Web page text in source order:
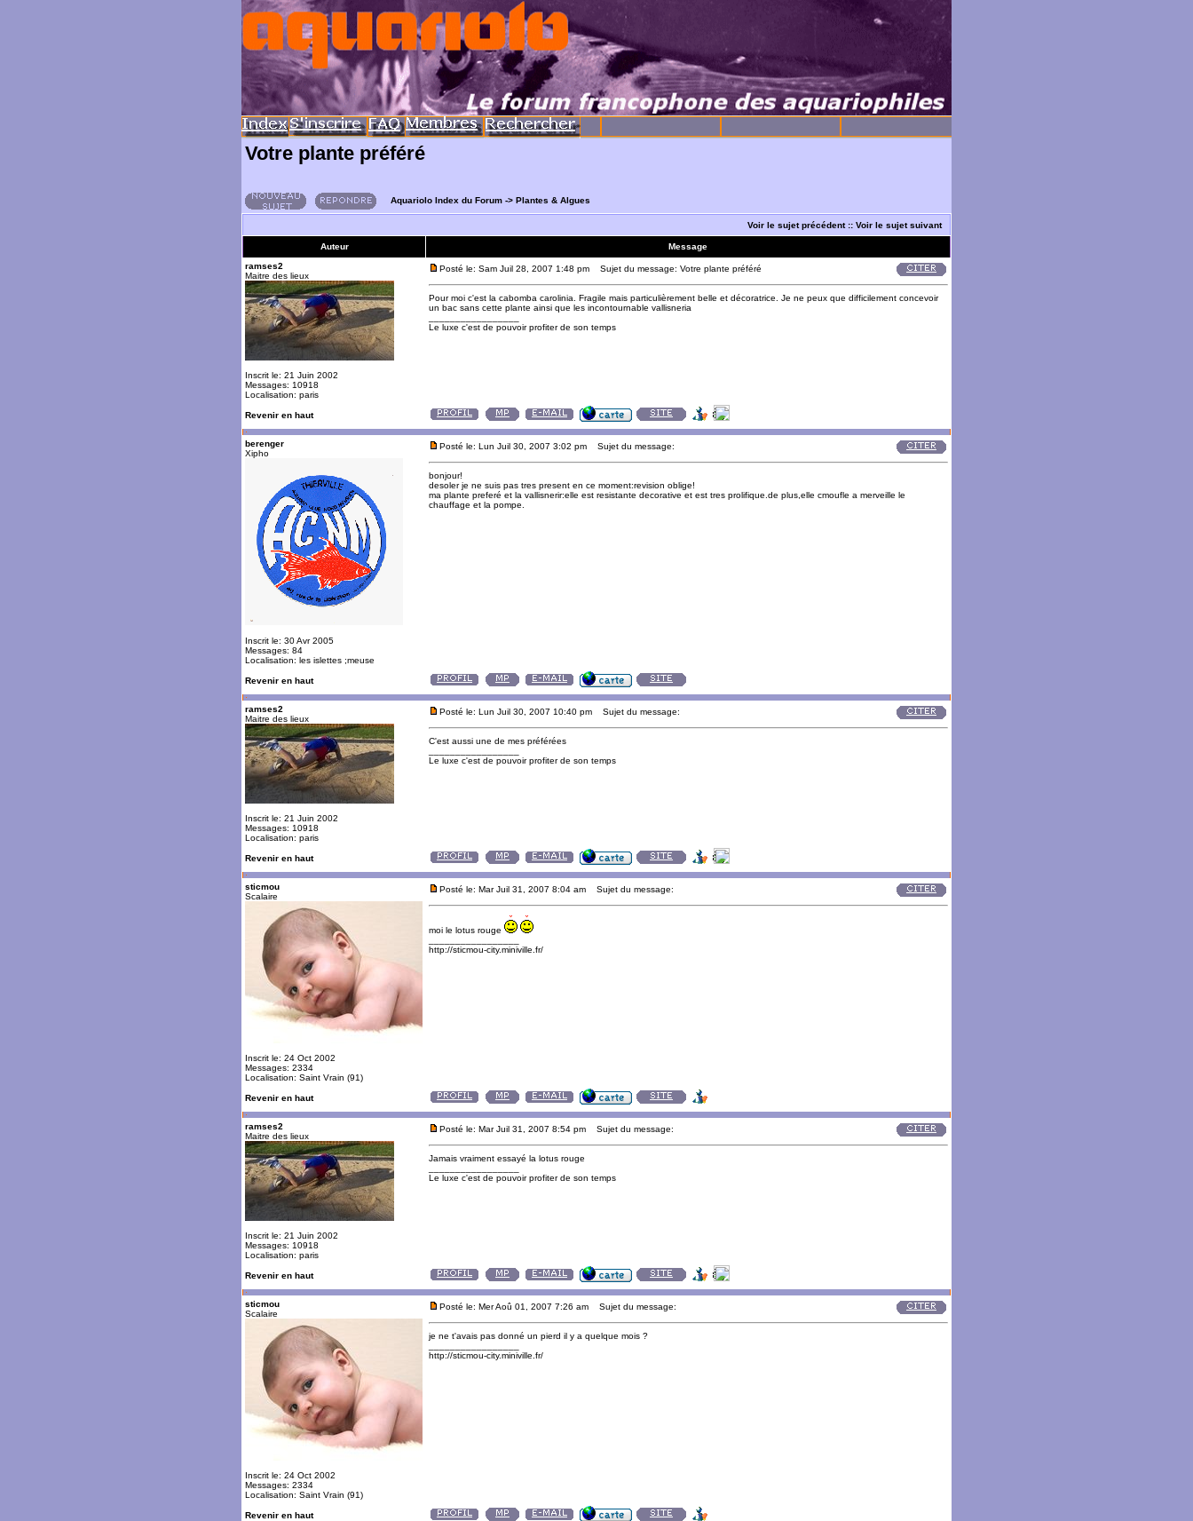
Votre plante préféré
Aquariolo Index du Forum -> Plantes & Algues
Voir le sujet précédent:: Voir le sujet suivant
Auteur
Message
ramses2
Maitre des lieux
Inscrit le: 21 Juin 2002
Messages: 10918
Localisation: paris
Posté le: Sam Juil 28, 2007 1:48 pm Sujet du message: Votre plante préféré
Pour moi c'est la cabomba carolinia. Fragile mais particulièrement belle et décoratrice. Je ne peux que difficilement concevoir
un bac sans cette plante ainsi que les incontournable vallisneria
Le luxe c'est de pouvoir profiter de son temps
Revenir en haut
berenger
Xipho
Inscrit le: 30 Avr 2005
Messages: 84
Localisation: les islettes ;meuse
Posté le: Lun Juil 30, 2007 3:02 pm Sujet du message:
bonjour!
desoler je ne suis pas tres present en ce moment:revision oblige!
ma plante preferé et la vallisnerir:elle est resistante decorative et est tres prolifique.de plus,elle cmoufle a merveille le
chauffage et la pompe.
Revenir en haut
ramses2
Maitre des lieux
Inscrit le: 21 Juin 2002
Messages: 10918
Localisation: paris
Posté le: Lun Juil 30, 2007 10:40 pm Sujet du message:
C'est aussi une de mes préférées
Le luxe c'est de pouvoir profiter de son temps
Revenir en haut
sticmou
Scalaire
Inscrit le: 24 Oct 2002
Messages: 2334
Localisation: Saint Vrain (91)
Posté le: Mar Juil 31, 2007 8:04 am Sujet du message:
moi le lotus rouge
http://sticmou-city.miniville.fr/
Revenir en haut
ramses2
Maitre des lieux
Inscrit le: 21 Juin 2002
Messages: 10918
Localisation: paris
Posté le: Mar Juil 31, 2007 8:54 pm Sujet du message:
Jamais vraiment essayé la lotus rouge
Le luxe c'est de pouvoir profiter de son temps
Revenir en haut
sticmou
Scalaire
Inscrit le: 24 Oct 2002
Messages: 2334
Localisation: Saint Vrain (91)
Posté le: Mer Aoû 01, 2007 7:26 am Sujet du message:
je ne t'avais pas donné un pierd il y a quelque mois ?
http://sticmou-city.miniville.fr/
Revenir en haut